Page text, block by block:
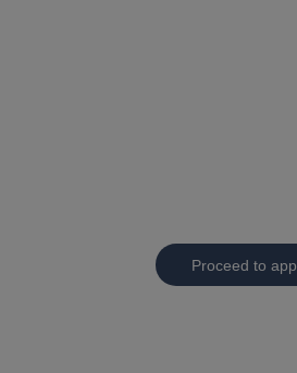
Proceed to app